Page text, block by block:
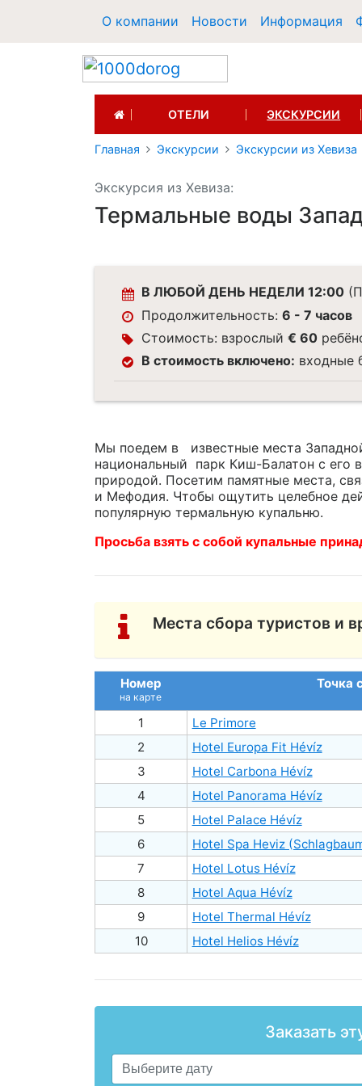
О компании Новости Информация
(CURRENT)ОТЕЛИ ЭКСКУРСИИ
Главная Экскурсии Экскурсии из Хевиза
Экскурсия из Хевиза:
Термальные воды
В ЛЮБОЙ ДЕНЬ НЕДЕЛИ 12:00
Продолжительность:6 - 7 часов
Стоимость: взрослый€ 60
В стоимость включено: входные
Мы поедем в известные места
национальный парк Киш-Балатон с его
природой. Посетим памятные места,
и Мефодия. Чтобы ощутить целебное
популярную термальную купальню.
Просьба взять с собой купальные
Места сбора туристов и
Номер
на карте
Точка
1
Le Primore
2
Hotel Europa Fit Hévíz
3
Hotel Carbona Hévíz
4
Hotel Panorama Hévíz
5
Hotel Palace Hévíz
6
Hotel Spa Heviz
7
Hotel Lotus Hévíz
8
Hotel Aqua Hévíz
9
Hotel Thermal Hévíz
10
Hotel Helios Hévíz
Заказать